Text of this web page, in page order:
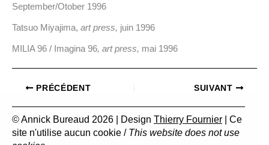
September/Otober 1996
Tatsuo Miyajima, art press, juin 1996
MILIA 96 / Imagina 96, art press, mai 1996
PRÉCÉDENT SUIVANT
© Annick Bureaud 2026 | Design Thierry Fournier | Ce
site n'utilise aucun cookie / This website does not use